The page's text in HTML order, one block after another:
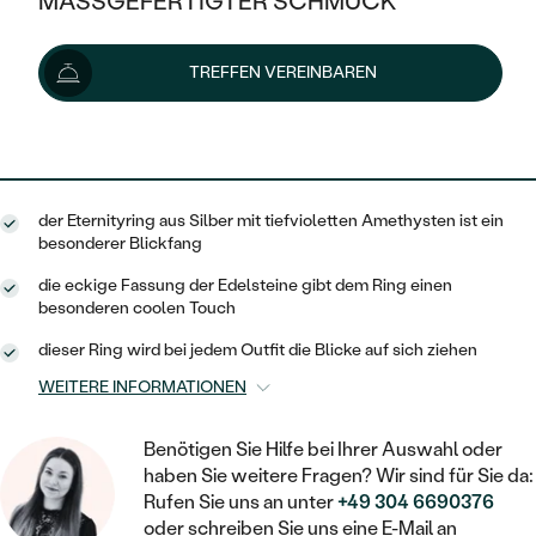
KLASSISCH
V-FORM
VINTAGE
AUSSERGEWÖHNLICHE
VON HAND GRAVIERTE
MIT MEHREREN DIAMANTEN
HALO
VINTAGE
GESTALTE EINEN RING
WÄHLE EINEN RING
DIAMANTEN ZUM EINFASSEN
AUSVERKAUF
WENN SCHMUCK HILFT
NACH TYP
OHRRINGE
RINGE
ANHÄNGER / KETTEN
ARMBÄNDER
SCHMUCKSET
HERRENSCHMUCK
PLATIN
OHRSTECKER
MINIMALISTISCHE
OHRHÄNGER
HERZ
GOLD
SILBER
NACH STYL
SOLITÄR
ZUR GEBURT EINES KINDES
PERSONALISIERT
MIT STERNZEICHEN
MINIMALISTISCH
AUSVERKAUF
GOLD
SILBER
PLATIN
MINIMALISTISCHE
TREFFEN VEREINBAREN
126 €
Lieferoptionen
der Eternityring aus Silber mit tiefvioletten Amethysten ist ein
besonderer Blickfang
die eckige Fassung der Edelsteine gibt dem Ring einen
besonderen coolen Touch
dieser Ring wird bei jedem Outfit die Blicke auf sich ziehen
WEITERE INFORMATIONEN
Benötigen Sie Hilfe bei Ihrer Auswahl oder
haben Sie weitere Fragen? Wir sind für Sie da:
Rufen Sie uns an unter+49 304 6690376
oder schreiben Sie uns eine E-Mail an